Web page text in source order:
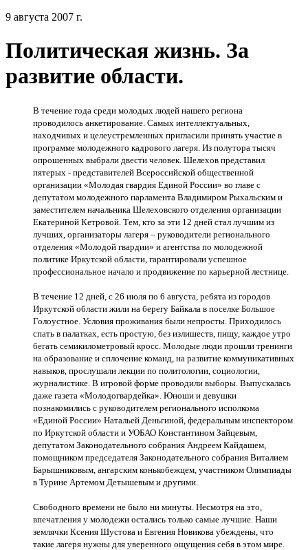
9 августа 2007 г.
Политическая жизнь. За
развитие области.
В течение года среди молодых людей нашего региона
проводилось анкетирование. Самых интеллектуальных,
находчивых и целеустремленных пригласили принять участие в
программе молодежного кадрового лагеря. Из полутора тысяч
опрошенных выбрали двести человек. Шелехов представил
пятерых - представителей Всероссийской общественной
организации «Молодая гвардия Единой России» во главе с
депутатом молодежного парламента Владимиром Рыхальским и
заместителем начальника Шелеховского отделения организации
Екатериной Кетровой. Тем, кто за эти 12 дней стал лучшим из
лучших, организаторы лагеря – руководители регионального
отделения «Молодой гвардии» и агентства по молодежной
политике Иркутской области, гарантировали успешное
профессиональное начало и продвижение по карьерной лестнице.
В течение 12 дней, с 26 июля по 6 августа, ребята из городов
Иркутской области жили на берегу Байкала в поселке Большое
Голоустное. Условия проживания были непросты. Приходилось
спать в палатках, есть простую, без излишеств, пищу, каждое утро
бегать семикилометровый кросс. Молодые люди прошли тренинги
на образование и сплочение команд, на развитие коммуникативных
навыков, прослушали лекции по политологии, социологии,
журналистике. В игровой форме проводили выборы. Выпускалась
даже газета «Молодогвардейка». Юноши и девушки
познакомились с руководителем регионального исполкома
«Единой России» Натальей Деньгиной, федеральным инспектором
по Иркутской области и УОБАО Константином Зайцевым,
депутатом Законодательного собрания Андреем Кайдашем,
помощником председателя Законодательного собрания Виталием
Барышниковым, ангарским конькобежцем, участником Олимпиады
в Турине Артемом Детышевым и другими.
Свободного времени не было ни минуты. Несмотря на это,
впечатления у молодежи остались только самые лучшие. Наши
землячки Ксения Шустова и Евгения Новикова убеждены, что
такие лагеря нужны для уверенного ощущения себя в этом мире.